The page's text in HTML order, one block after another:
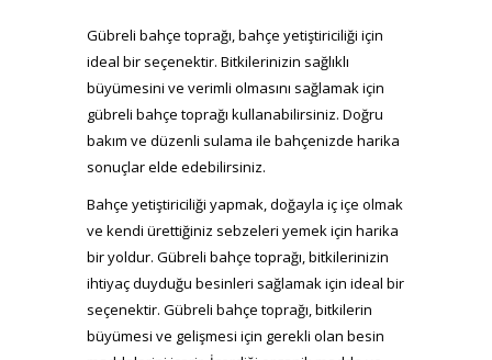
Gübreli bahçe toprağı, bahçe yetiştiriciliği için
ideal bir seçenektir. Bitkilerinizin sağlıklı
büyümesini ve verimli olmasını sağlamak için
gübreli bahçe toprağı kullanabilirsiniz. Doğru
bakım ve düzenli sulama ile bahçenizde harika
sonuçlar elde edebilirsiniz.
Bahçe yetiştiriciliği yapmak, doğayla iç içe olmak
ve kendi ürettiğiniz sebzeleri yemek için harika
bir yoldur. Gübreli bahçe toprağı, bitkilerinizin
ihtiyaç duyduğu besinleri sağlamak için ideal bir
seçenektir. Gübreli bahçe toprağı, bitkilerin
büyümesi ve gelişmesi için gerekli olan besin